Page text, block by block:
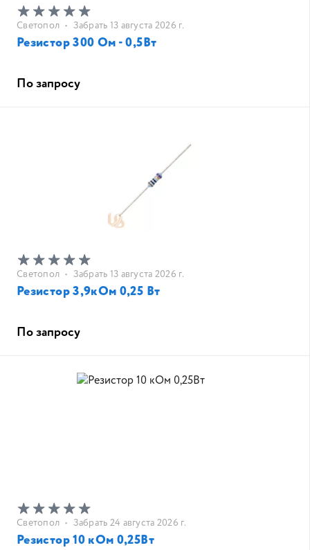
Светопол • Забрать 13 августа 2026 г.
Резистор 300 Ом - 0,5Вт
По запросу
Светопол • Забрать 13 августа 2026 г.
Резистор 3,9кОм 0,25 Вт
По запросу
Светопол • Забрать 24 августа 2026 г.
Резистор 10 кОм 0,25Вт